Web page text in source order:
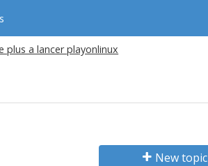
plus a lancer playonlinux
New topic